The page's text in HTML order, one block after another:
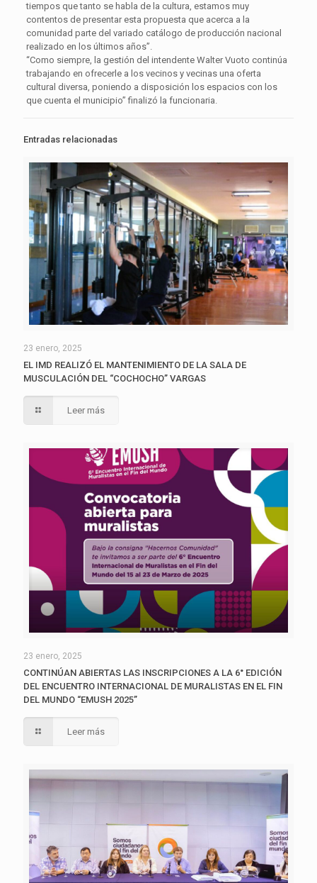
tiempos que tanto se habla de la cultura, estamos muy
contentos de presentar esta propuesta que acerca a la
comunidad parte del variado catálogo de producción nacional
realizado en los últimos años”.
“Como siempre, la gestión del intendente Walter Vuoto continúa
trabajando en ofrecerle a los vecinos y vecinas una oferta
cultural diversa, poniendo a disposición los espacios con los
que cuenta el municipio” finalizó la funcionaria.
Entradas relacionadas
23 enero, 2025
EL IMD REALIZÓ EL MANTENIMIENTO DE LA SALA DE
MUSCULACIÓN DEL “COCHOCHO” VARGAS
Leer más
23 enero, 2025
CONTINÚAN ABIERTAS LAS INSCRIPCIONES A LA 6° EDICIÓN
DEL ENCUENTRO INTERNACIONAL DE MURALISTAS EN EL FIN
DEL MUNDO “EMUSH 2025”
Leer más